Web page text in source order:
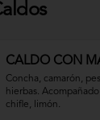
CALDO CON
Concha, camarón,
hierbas.
chifle, limón.